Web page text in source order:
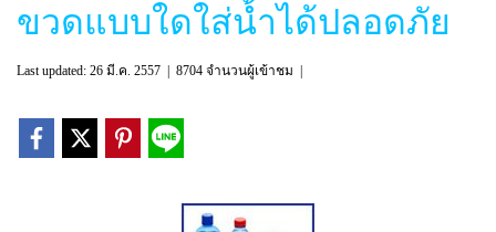
ขวดแบบใดใส่น้ำได้ปลอดภัย
Last updated: 26 มี.ค. 2557 8704 จำนวนผู้เข้าชม